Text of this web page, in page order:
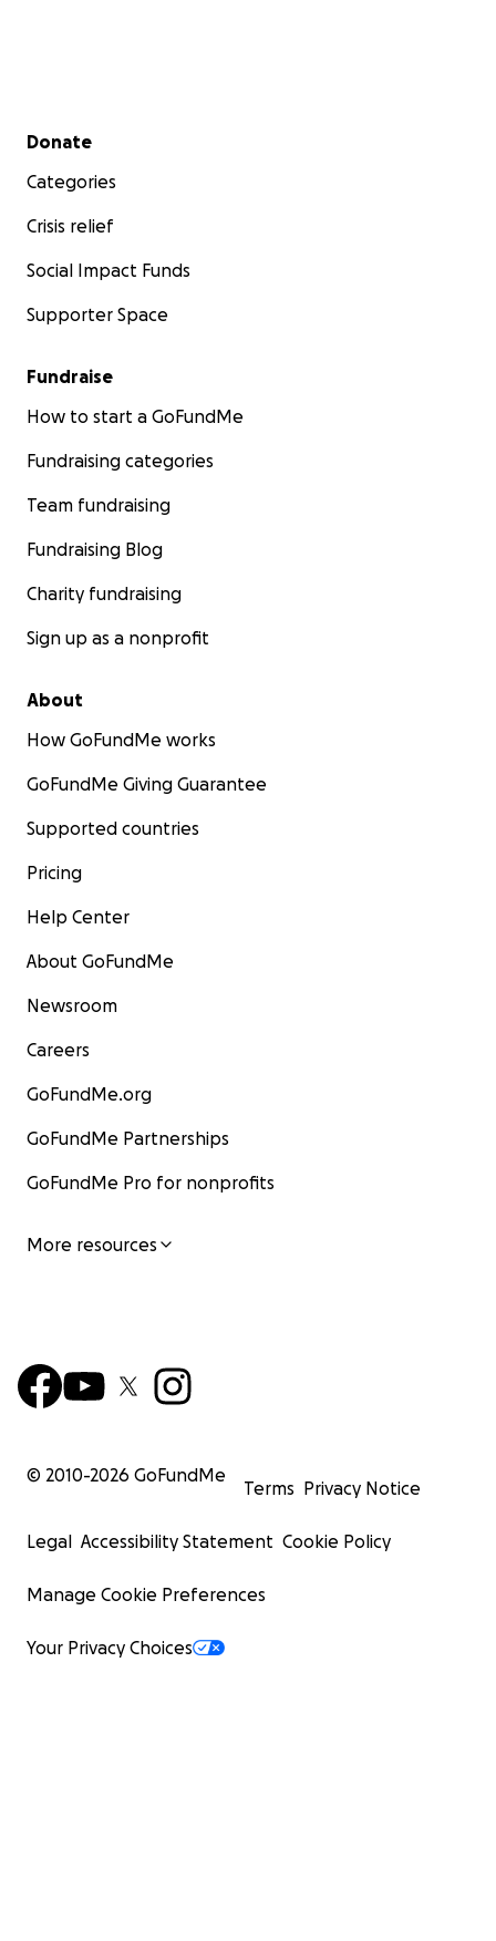
Secondary menu
Donate
Categories
Crisis relief
Social Impact Funds
Supporter Space
Fundraise
How to start a GoFundMe
Fundraising categories
Team fundraising
Fundraising Blog
Charity fundraising
Sign up as a nonprofit
About
How GoFundMe works
GoFundMe Giving Guarantee
Supported countries
Pricing
Help Center
About GoFundMe
Newsroom
Careers
GoFundMe.org
GoFundMe Partnerships
GoFundMe Pro for nonprofits
More resources
© 2010-2026 GoFundMe
Terms Privacy Notice
Legal Accessibility Statement Cookie Policy
Manage Cookie Preferences
Your Privacy Choices